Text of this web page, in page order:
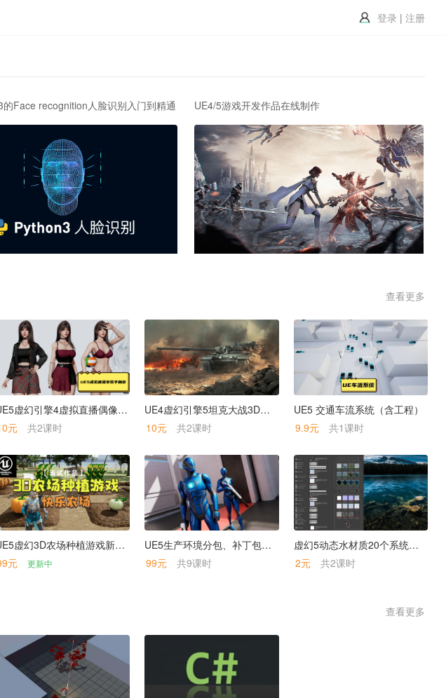
登录 | 注册
Face recognition人脸识别入门到精通 UE4/5游戏开发作品在线制作
查看更多
UE5虚幻引擎4虚拟直播偶像美女歌手角色
元
共2课时
UE4虚幻引擎5坦克大战3D震撼游戏Physic Based Tank（附工程）
10元
共2课时
UE5 交通车流系统（含工程）
9.9元
共1课时
UE5虚幻3D农场种植游戏新手项目【面试作品】
元
更新中
UE5生产环境分包、补丁包插件发版打包流程教学
99元
共9课时
虚幻5动态水材质20个系统操作教程
2元
共2课时
查看更多